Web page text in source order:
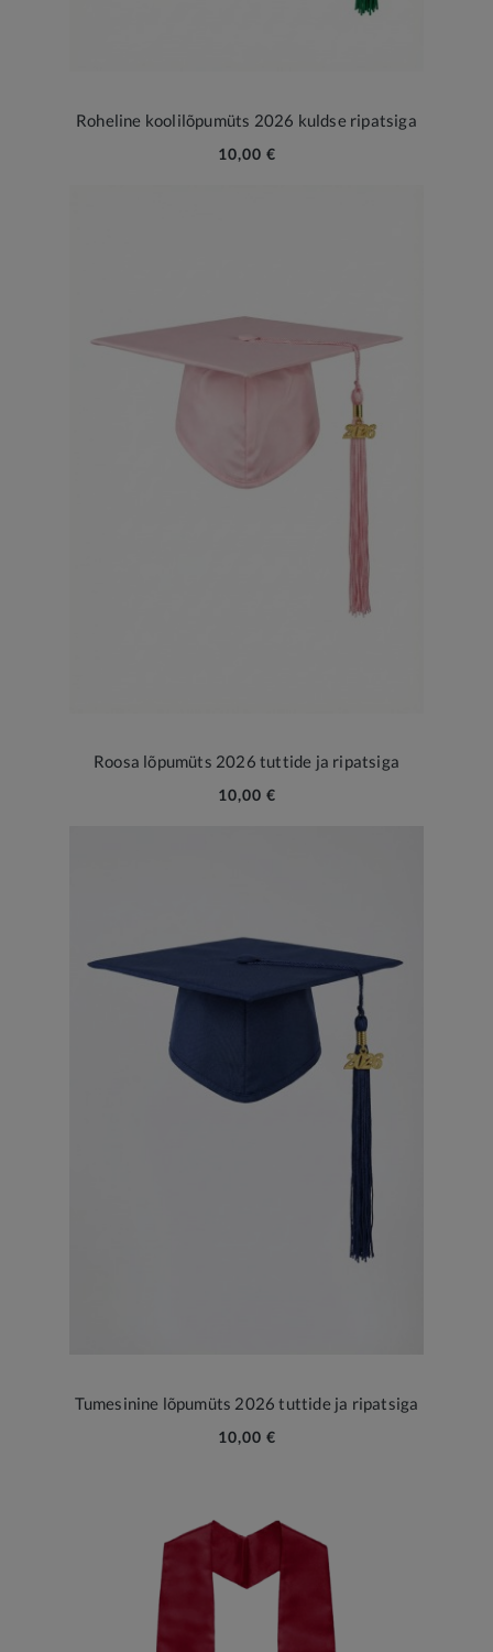
Roheline koolilõpumüts 2026 kuldse ripatsiga
10,00 €
Roosa lõpumüts 2026 tuttide ja ripatsiga
10,00 €
Tumesinine lõpumüts 2026 tuttide ja ripatsiga
10,00 €